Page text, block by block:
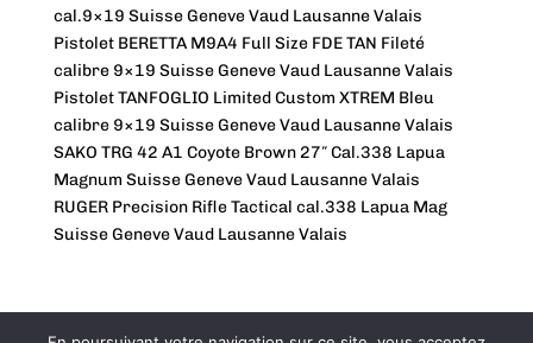
cal.9×19 Suisse Geneve Vaud Lausanne Valais
Pistolet BERETTA M9A4 Full Size FDE TAN Fileté
calibre 9×19 Suisse Geneve Vaud Lausanne Valais
Pistolet TANFOGLIO Limited Custom XTREM Bleu
calibre 9×19 Suisse Geneve Vaud Lausanne Valais
SAKO TRG 42 A1 Coyote Brown 27″ Cal.338 Lapua
Magnum Suisse Geneve Vaud Lausanne Valais
RUGER Precision Rifle Tactical cal.338 Lapua Mag
Suisse Geneve Vaud Lausanne Valais